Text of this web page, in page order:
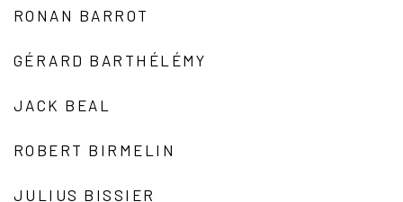
RONAN BARROT
GÉRARD BARTHÉLÉMY
JACK BEAL
ROBERT BIRMELIN
JULIUS BISSIER